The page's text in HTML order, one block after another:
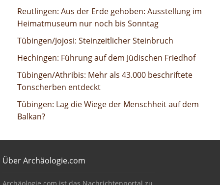
Aus der Erde gehoben: Ausstellung im Heimatmuseum
nur noch bis Sonntag
Reutlingen: Aus der Erde gehoben: Ausstellung im
Heimatmuseum nur noch bis Sonntag
Steinzeitlicher Steinbruch
Tübingen/Jojosi: Steinzeitlicher Steinbruch
Führung auf dem Jüdischen Friedhof
Hechingen: Führung auf dem Jüdischen Friedhof
Mehr als 43.000 beschriftete Tonscherben entdeckt
Tübingen/Athribis: Mehr als 43.000 beschriftete
Tonscherben entdeckt
Lag die Wiege der Menschheit auf dem Balkan?
Tübingen: Lag die Wiege der Menschheit auf dem
Balkan?
Über Archäologie.com
Über Archäologie.com